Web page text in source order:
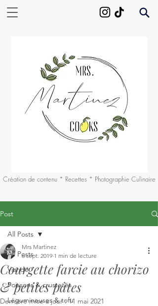
Création de contenu * Recettes * Photographie Culinaire
Post
All Posts
Viande
Poissons & crustacés
Légumineuses & tofu
All Posts
Courgette farcie au chorizo
& petites pâtes
Mrs Martinez
6 sept. 2019 1 min de lecture
Dernière mise à jour :11 mai 2021